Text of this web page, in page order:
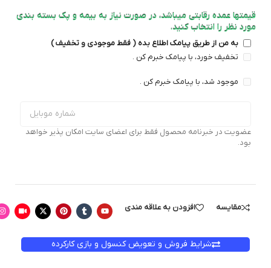
قیمتها عمده رقابتی میباشد، در صورت نیاز به بیمه و پک بسته بندی
مورد نظر را انتخاب کنید.
به من از طریق پیامک اطلاع بده ( فقط موجودی و تخفیف )
تخفیف خورد، با پیامک خبرم کن .
موجود شد، با پیامک خبرم کن .
عضویت در خبرنامه محصول فقط برای اعضای سایت امکان پذیر خواهد
بود.
مقایسه افزودن به علاقه مندی
شرایط فروش و تعویض کنسول و بازی کارکرده